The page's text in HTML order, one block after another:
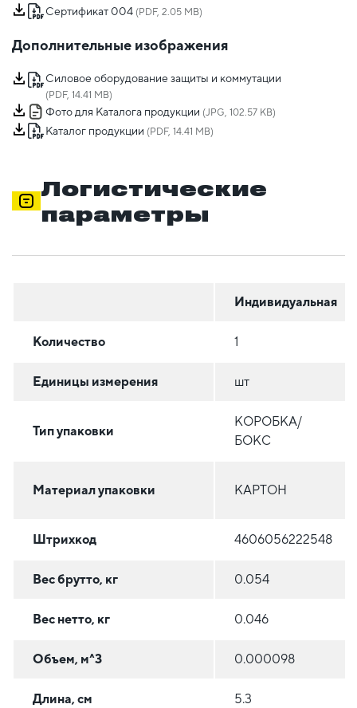
Сертификат 004 (PDF, 2.05 MB)
Дополнительные изображения
Силовое оборудование защиты и коммутации
(PDF, 14.41 MB)
Фото для Каталога продукции (JPG, 102.57 KB)
Каталог продукции (PDF, 14.41 MB)
Логистические
параметры
Индивидуальная
Количество 1
Единицы измерения шт
Тип упаковки
КОРОБКА/
БОКС
Материал упаковки КАРТОН
Штрихкод 4606056222548
Вес брутто, кг 0.054
Вес нетто, кг 0.046
Объем, м^3 0.000098
Длина, см 5.3